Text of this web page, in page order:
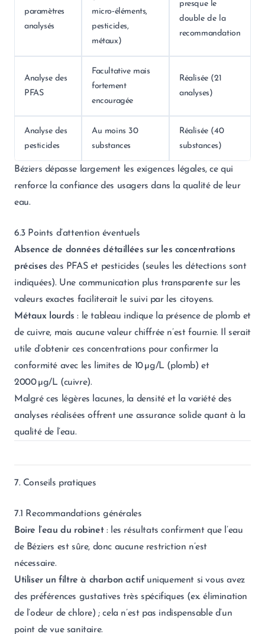
paramètres
analysés
micro‑éléments,
pesticides,
métaux)
presque le
double de la
recommandation
Analyse des
PFAS
Facultative mais
fortement
encouragée
Réalisée (21
analyses)
Analyse des
pesticides
Au moins 30
substances
Réalisée (40
substances)
Béziers dépasse largement les exigences légales, ce qui
renforce la confiance des usagers dans la qualité de leur
eau.
6.3 Points d’attention éventuels
Absence de données détaillées sur les concentrations
précises des PFAS et pesticides (seules les détections sont
indiquées). Une communication plus transparente sur les
valeurs exactes faciliterait le suivi par les citoyens.
Métaux lourds : le tableau indique la présence de plomb et
de cuivre, mais aucune valeur chiffrée n’est fournie. Il serait
utile d’obtenir ces concentrations pour confirmer la
conformité avec les limites de 10 µg/L (plomb) et
2000 µg/L (cuivre).
Malgré ces légères lacunes, la densité et la variété des
analyses réalisées offrent une assurance solide quant à la
qualité de l’eau.
7. Conseils pratiques
7.1 Recommandations générales
Boire l’eau du robinet: les résultats confirment que l’eau
de Béziers est sûre, donc aucune restriction n’est
nécessaire.
Utiliser un filtre à charbon actifuniquement si vous avez
des préférences gustatives très spécifiques (ex. élimination
de l’odeur de chlore) ; cela n’est pas indispensable d’un
point de vue sanitaire.